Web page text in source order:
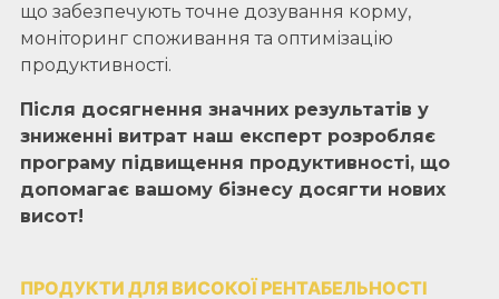
що забезпечують точне дозування корму,
моніторинг споживання та оптимізацію
продуктивності.
Після досягнення значних результатів у
зниженні витрат наш експерт розробляє
програму підвищення продуктивності, що
допомагає вашому бізнесу досягти нових
висот!
ПРОДУКТИ ДЛЯ ВИСОКОЇ РЕНТАБЕЛЬНОСТІ